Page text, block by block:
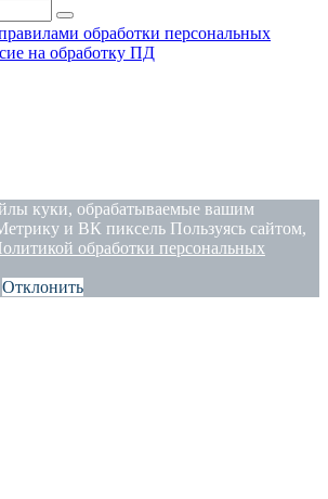
обработки персональных
на обработку ПД
куки, обрабатываемые вашим
и ВК пиксель Пользуясь сайтом,
обработки персональных
Отклонить